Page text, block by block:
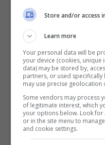
ULTIMI
Asciugamano
Dell’auto: Si
Store and/or access
Learn more
Your personal data will be
your device (cookies,
data) may be stored by,
partners, or used
may use precise geolocation
Some vendors may process
of legitimate interest, which
your options below. Look
or in the site menu to
and cookie settings.